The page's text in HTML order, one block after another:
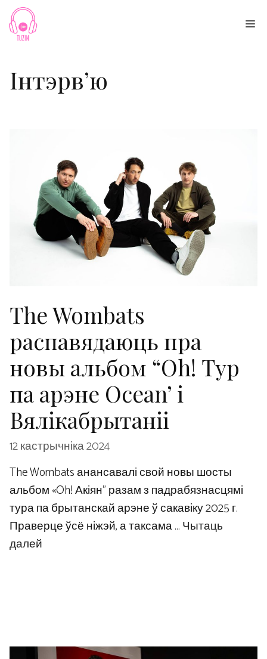
Skip
content
Інтэрв’ю
The Wombats
распавядаюць пра
новы альбом “Oh! Тур
па арэне Ocean’ і
Вялікабрытаніі
12 кастрычніка 2024
The Wombats анансавалі свой новы шосты
альбом «Oh! Акіян” разам з падрабязнасцямі
тура па брытанскай арэне ў сакавіку 2025 г.
Праверце ўсё ніжэй, а таксама …Чытаць
далей